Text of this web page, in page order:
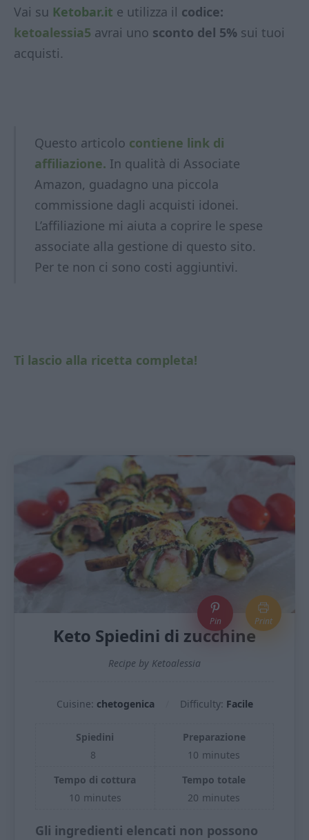
Vai su Ketobar.it e utilizza il codice:
ketoalessia5 avrai uno sconto del 5% sui tuoi
acquisti.
Questo articolo contiene link di
affiliazione. In qualità di Associate
Amazon, guadagno una piccola
commissione dagli acquisti idonei.
L’affiliazione mi aiuta a coprire le spese
associate alla gestione di questo sito.
Per te non ci sono costi aggiuntivi.
Ti lascio alla ricetta completa!
Pin Print
Keto Spiedini di zucchine
Recipe by Ketoalessia
Cuisine: chetogenica Difficulty: Facile
Spiedini
8
Preparazione
10 minutes
Tempo di cottura
10 minutes
Tempo totale
20 minutes
Gli ingredienti elencati non possono